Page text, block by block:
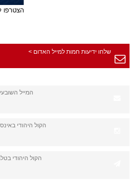
הצטרפו
שלחו ידיעות חמות למייל האדום >
המייל השובעי
הקול היהודי
הקול היהודי